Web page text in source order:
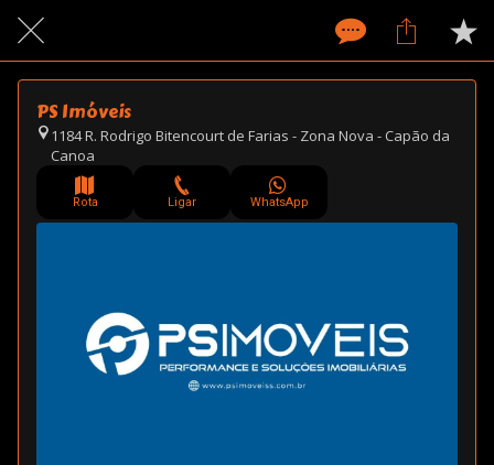
PS Imóveis
1184 R. Rodrigo Bitencourt de Farias - Zona Nova - Capão da
Canoa
Rota Ligar WhatsApp